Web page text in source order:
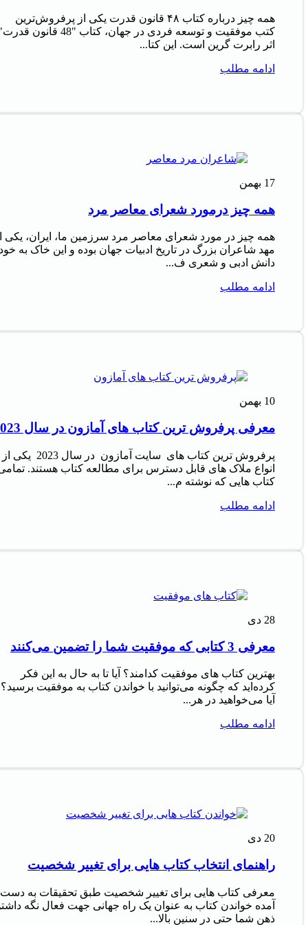
همه چیز درباره کتاب ۴۸ قانون قدرت یکی از پرفروش‌ترین
کتب موفقیت و توسعه فردی در جهان، کتاب "48 قانون
اثر رابرت گرین است. این کتا...
ادامه مطلب
17 بهمن
همه چیز درمورد شعرای معاصر مرد
همه چیز در مورد شعرای معاصر مرد سرزمین ما، ایران، یکی
مهد شاعران بزرگ در تاریخ ادبیات جهان بوده و این خاک به
دانش ادبی و شعری ف...
ادامه مطلب
10 بهمن
معرفی پرفروش‌ ترین کتاب‌ های آمازون در سال 2023
پرفروش‌ ترین کتاب‌ های سایت آمازون در سال 2023 یکی از
انواع ملاک‌ های قابل دسترس برای مطالعه کتاب هستند.
کتاب‌ هایی که نوشته م...
ادامه مطلب
28 دی
معرفی 3 کتابی که موفقیت شما را تضمین می‌کنند
بهترین کتاب های موفقیت کدامند؟ آیا تا به حال به این فکر
کرده‌اید که چگونه می‌توانید با خواندن کتاب به موفقیت برسید؟
آیا می‌خواهید در هر...
ادامه مطلب
20 دی
راهنمای انتخاب کتاب هایی برای تغییر شخصیت
معرفی کتاب هایی برای تغییر شخصیت طبق تحقیقات به دست
آمده خواندن کتاب به عنوان یک راه جهانی جهت فعال نگه
ذهن شما حتی در سنین بالا...